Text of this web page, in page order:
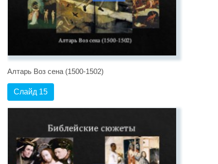
Алтарь Воз сена (1500-1502)
Слайд 15